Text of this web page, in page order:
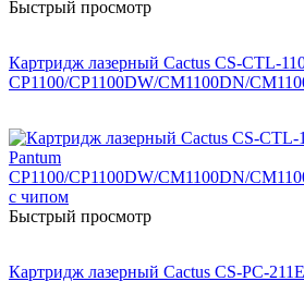
Быстрый просмотр
Картридж лазерный Cactus CS-CTL-
CP1100/CP1100DW/CM1100DN/
Быстрый просмотр
Картридж лазерный Cactus CS-PC-